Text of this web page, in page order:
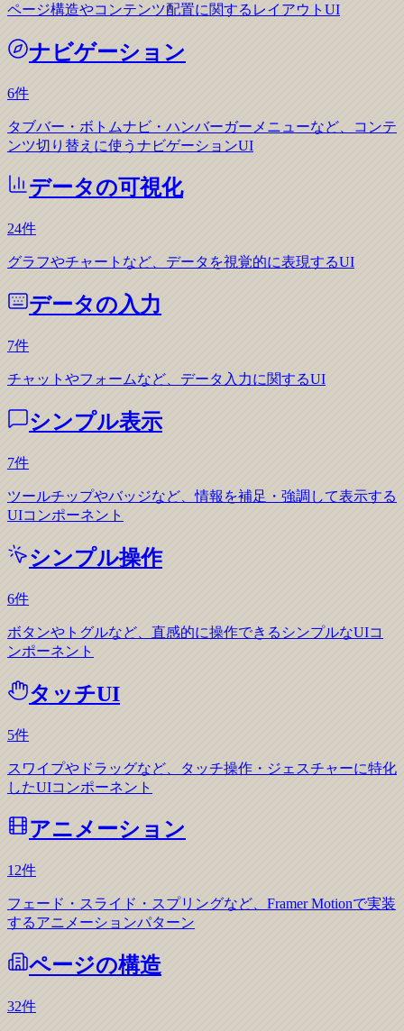
ページ構造やコンテンツ配置に関するレイアウトUI
ナビゲーション
6件
タブバー・ボトムナビ・ハンバーガーメニューなど、コンテ
ンツ切り替えに使うナビゲーションUI
データの可視化
24件
グラフやチャートなど、データを視覚的に表現するUI
データの入力
7件
チャットやフォームなど、データ入力に関するUI
シンプル表示
7件
ツールチップやバッジなど、情報を補足・強調して表示する
UIコンポーネント
シンプル操作
6件
ボタンやトグルなど、直感的に操作できるシンプルなUIコ
ンポーネント
タッチUI
5件
スワイプやドラッグなど、タッチ操作・ジェスチャーに特化
したUIコンポーネント
アニメーション
12件
フェード・スライド・スプリングなど、Framer Motionで実装
するアニメーションパターン
ページの構造
32件